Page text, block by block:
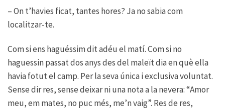
– On t’havies ficat, tantes hores? Ja no sabia com
localitzar-te.
Com si ens haguéssim dit adéu el matí. Com si no
haguessin passat dos anys des del maleït dia en què ella
havia fotut el camp. Per la seva única i exclusiva voluntat.
Sense dir res, sense deixar ni una nota a la nevera: “Amor
meu, em mates, no puc més, me’n vaig”. Res de res,